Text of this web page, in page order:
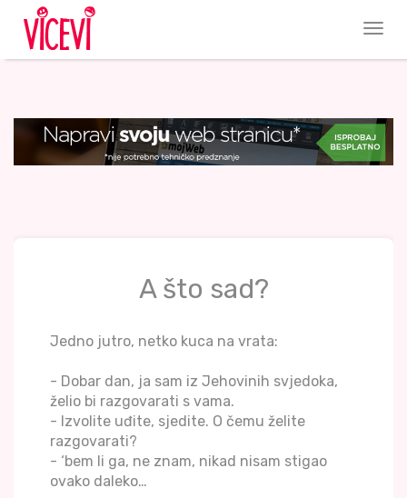
A što sad?
Jedno jutro, netko kuca na vrata:
- Dobar dan, ja sam iz Jehovinih svjedoka,
želio bi razgovarati s vama.
- Izvolite uđite, sjedite. O čemu želite
razgovarati?
- ‘bem li ga, ne znam, nikad nisam stigao
ovako daleko…